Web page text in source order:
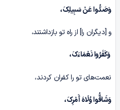
وَصَدُّوا عَنْ سَبِیلِکَ،
و [دیگران را] از راه تو بازداشتند،
وَکَفَرُوا نَعْمَاءَکَ،
نعمت‌های تو را کفران کردند،
وَشَاقُّوا وُلَاهَ أَمْرِکَ،